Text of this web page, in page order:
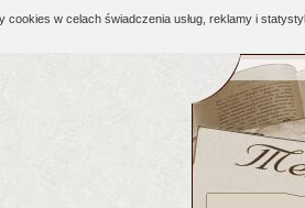
cookies w celach świadczenia usług, reklamy i